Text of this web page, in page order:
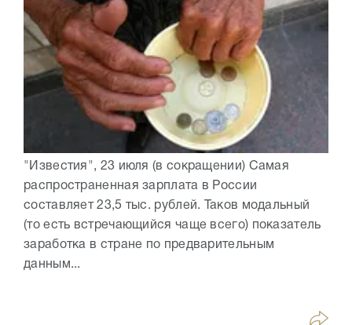
"Известия", 23 июля (в сокращении) Самая
распространенная зарплата в России
составляет 23,5 тыс. рублей. Таков модальный
(то есть встречающийся чаще всего) показатель
заработка в стране по предварительным
данным...